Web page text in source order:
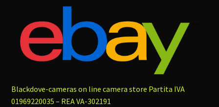
Blackdove-cameras on line camera store Partita IVA
01969220035 – REA VA-302191